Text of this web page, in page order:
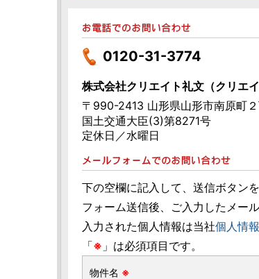
0120-31-3774
株式会社クリエイト礼文（クリエイ
〒990-2413 山形県山形市南原町
国土交通大臣(3)第8271号
定休日／水曜日
下の空欄に記入して、送信ボタン
フォーム送信後、ご入力したメー
入力された個人情報は当社個人情
「※ 」は必須項目です。
物件名 ※